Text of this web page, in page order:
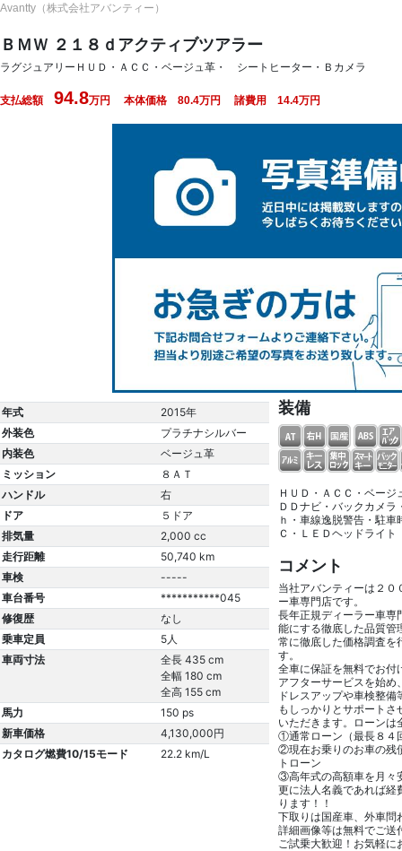
Avantty（株式会社アバンティー）
ＢＭＷ ２１８ｄアクティブツアラー
ラグジュアリーＨＵＤ・ＡＣＣ・ベージュ革・ シートヒーター・Ｂカメラ
支払総額 94.8万円 本体価格 80.4万円 諸費用 14.4万円
年式
2015年
外装色
プラチナシルバー
内装色
ベージュ革
ミッション
８ＡＴ
ハンドル
右
ドア
５ドア
排気量
2,000 cc
走行距離
50,740 km
車検
-----
車台番号
***********045
修復歴
なし
乗車定員
5人
車両寸法
全長 435 cm
全幅 180 cm
全高 155 cm
馬力
150 ps
新車価格
4,130,000円
カタログ燃費10/15モード
22.2 km/L
装備
ＨＵＤ・ＡＣＣ・ベー
ＤＤナビ・バックカメ
ｈ・車線逸脱警告・駐
Ｃ・ＬＥＤヘッドライト
コメント
当社アバンティーは２０
ー車専門店です。
長年正規ディーラー車専
能にする徹底した品質管
常に徹底した価格調査を
す。
全車に保証を無料でお付
アフターサービスを始め
ドレスアップや車検整
もしっかりとサポートさ
いただきます。ローンは
①通常ローン（最長８４
②現在お乗りのお車の残
トローン
③高年式の高額車を月々
更に法人名義であれば経
ります！！
下取りは国産車、外車問
詳細画像等は無料でご送
ご試乗大歓迎！お気軽に